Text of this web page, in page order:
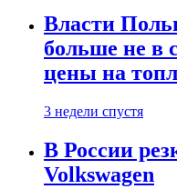
Власти
больше не в
цены на
3 недели спустя
В России
Volkswagen